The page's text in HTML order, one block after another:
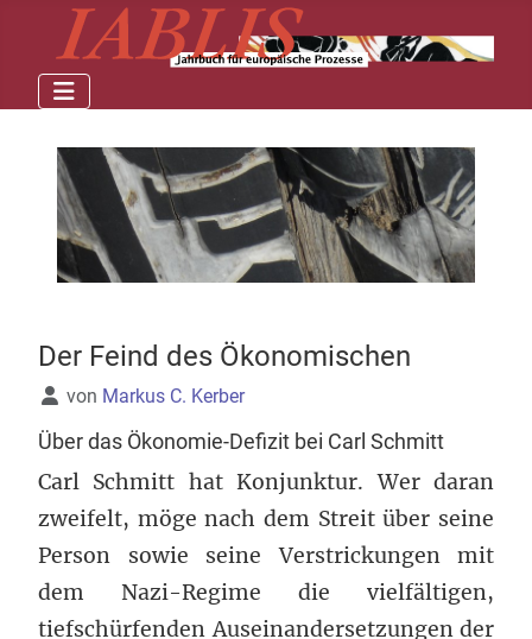
Der Feind des Ökonomischen
Details
von Markus C. Kerber
Über das Ökonomie-Defizit bei Carl Schmitt
Carl Schmitt hat Konjunktur. Wer daran
zweifelt, möge nach dem Streit über seine
Person sowie seine Verstrickungen mit
dem Nazi-Regime die vielfältigen,
tiefschürfenden Auseinandersetzungen der